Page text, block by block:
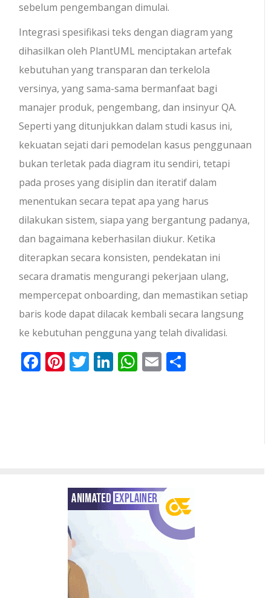
sebelum pengembangan dimulai.
Integrasi spesifikasi teks dengan diagram yang
dihasilkan oleh PlantUML menciptakan artefak
kebutuhan yang transparan dan terkelola
versinya, yang sama-sama bermanfaat bagi
manajer produk, pengembang, dan insinyur QA.
Seperti yang ditunjukkan dalam studi kasus ini,
kekuatan sejati dari pemodelan kasus penggunaan
bukan terletak pada diagram itu sendiri, tetapi
pada proses yang disiplin dan iteratif dalam
menentukan secara tepat apa yang harus
dilakukan sistem, siapa yang bergantung padanya,
dan bagaimana keberhasilan diukur. Ketika
diterapkan secara konsisten, pendekatan ini
secara dramatis mengurangi pekerjaan ulang,
mempercepat onboarding, dan memastikan setiap
baris kode dapat dilacak kembali secara langsung
ke kebutuhan pengguna yang telah divalidasi.
Facebook
Pinterest
Twitter
LinkedIn
WhatsApp
Email